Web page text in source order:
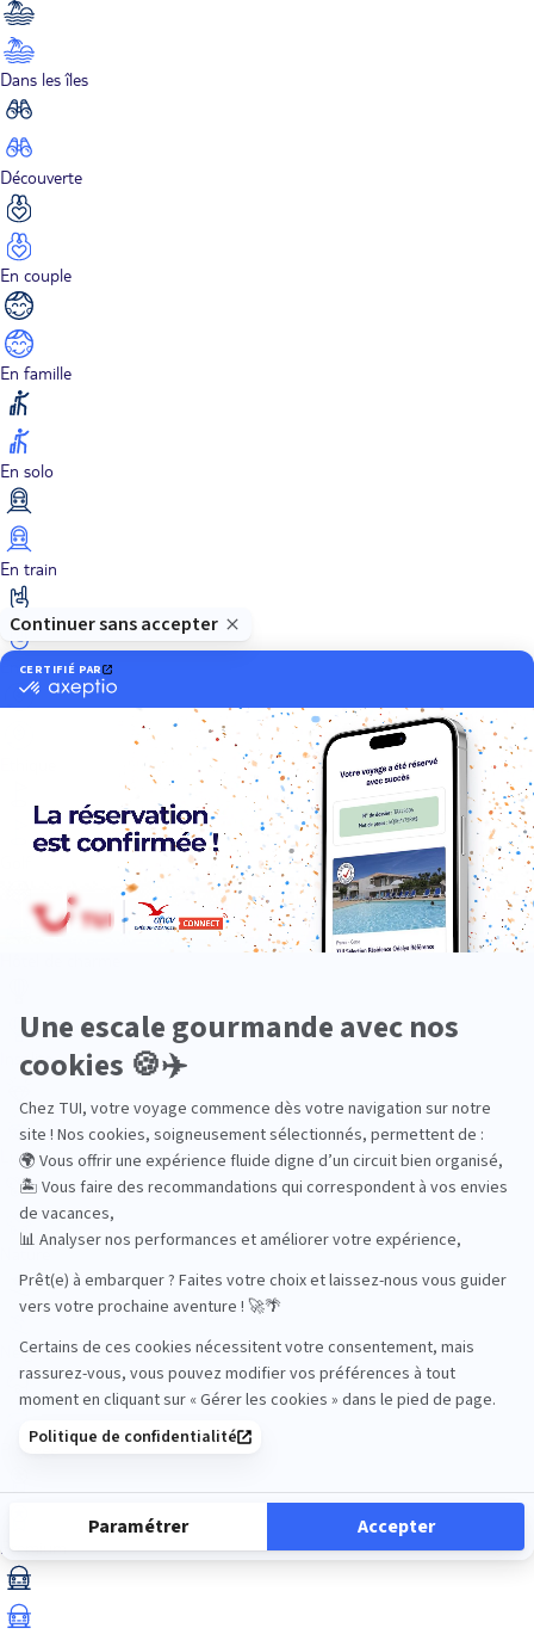
Dans les îles
Découverte
En couple
En famille
En solo
En train
Entre amis
Insolite
Luxe
Neige
Premium